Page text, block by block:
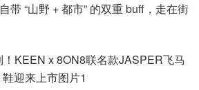
带 “山野 + 都市” 的双重 buff，走在街